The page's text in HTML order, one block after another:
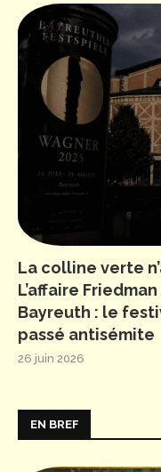
La colline verte
L’affaire
Bayreuth : le
passé antisémite
26 juin 2026
EN BREF